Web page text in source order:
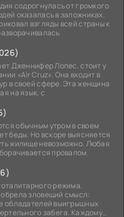
содрогнулась от громкого
оказалась в заложниках.
взгляды всей страны к
Дженнифер Лопес, стоит у
«Air Cruz». Она входит в
в своей сфере. Эта женщина
на язык, с
обычным утром в своем
беды. Но вскоре выясняется
жилище невозможно. Любая
провалом.
режима.
зловещий смысл:
обладателей выигрышных
забега. Каждому